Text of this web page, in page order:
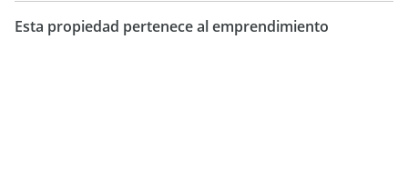
Esta propiedad pertenece al emprendimiento